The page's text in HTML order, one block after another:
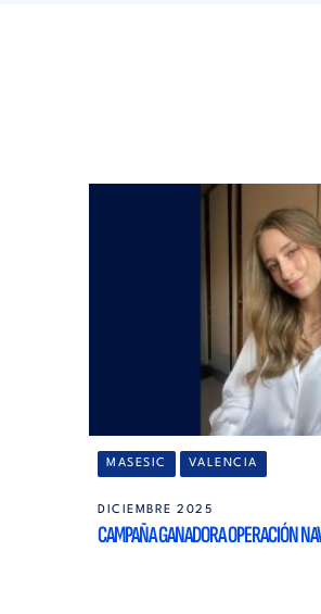
MASESIC VALENCIA
DICIEMBRE 2025
CAMPAÑA GANADORA OPERACIÓN